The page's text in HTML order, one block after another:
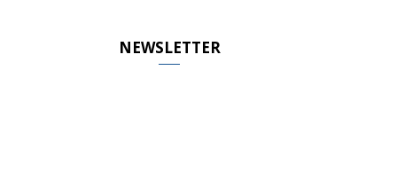
NEWSLETTER